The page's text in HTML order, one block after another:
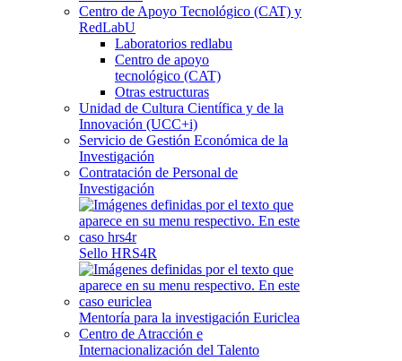
Centro de Apoyo Tecnológico (CAT) y
RedLabU
Laboratorios redlabu
Centro de apoyo
tecnológico (CAT)
Otras estructuras
Unidad de Cultura Científica y de la
Innovación (UCC+i)
Servicio de Gestión Económica de la
Investigación
Contratación de Personal de
Investigación
Sello HRS4R
Mentoría para la investigación Euriclea
Centro de Atracción e
Internacionalización del Talento